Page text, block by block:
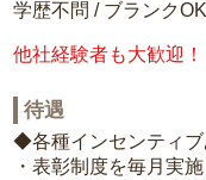
学歴不問 / ブランク
他社経験者も大歓迎！
待遇
◆各種インセンティブ
・表彰制度を毎月実